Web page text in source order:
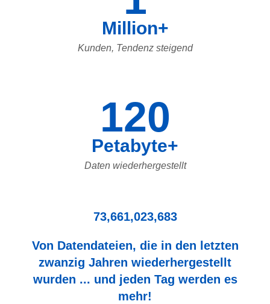
Million+
Kunden, Tendenz steigend
120
Petabyte+
Daten wiederhergestellt
73,661,023,683
Von Datendateien, die in den letzten
zwanzig Jahren wiederhergestellt
wurden ... und jeden Tag werden es
mehr!